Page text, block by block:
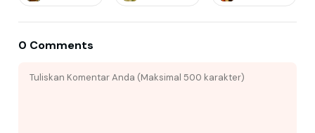
0 Comments